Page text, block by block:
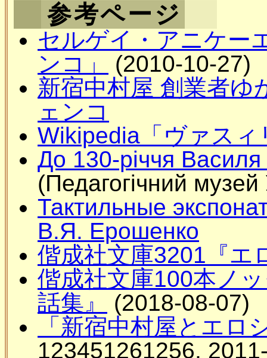
参考ページ
セルゲイ・アニケー
ンコ」
(2010-10-27)
新宿中村屋 創業者ゆ
ェンコ
Wikipedia「ヴァス
До 130-річчя
(Педагогічний музей
Тактильные
В.Я. Ерошенко
偕成社文庫3201『エ
偕成社文庫100本ノ
話集』
(2018-08-07)
「新宿中村屋とエロ
123451261256,